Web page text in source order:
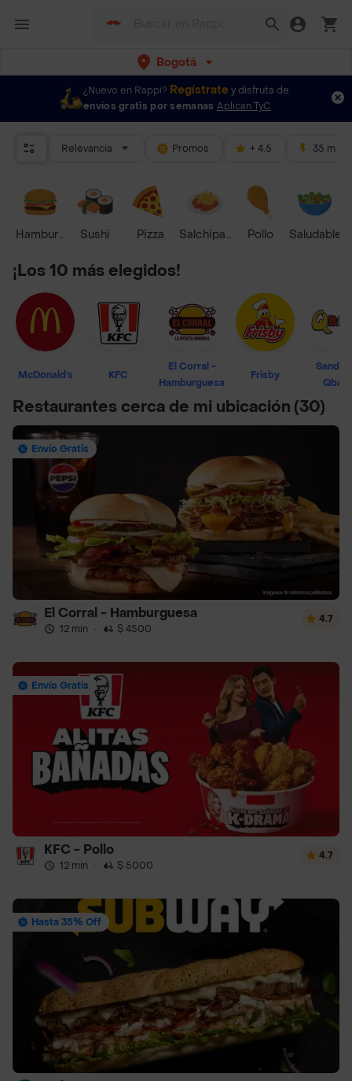
Bogotá
¿Nuevo en Rappi? Regístrate y disfruta de
envíos gratis por semanas Aplican TyC
Relevancia Promos + 4.5 35 mins
HamburguesaSushi Pizza Salchipapas Pollo Saludable
¡Los 10 más elegidos!
McDonald's KFC
El Corral -
Hamburguesa
Frisby
Restaurantes cerca de mi ubicación (30)
Envío Gratis
El Corral - Hamburguesa
12 min · $ 4500
4.7
Envío Gratis
KFC - Pollo
12 min · $ 5000
4.7
Hasta 35% Off